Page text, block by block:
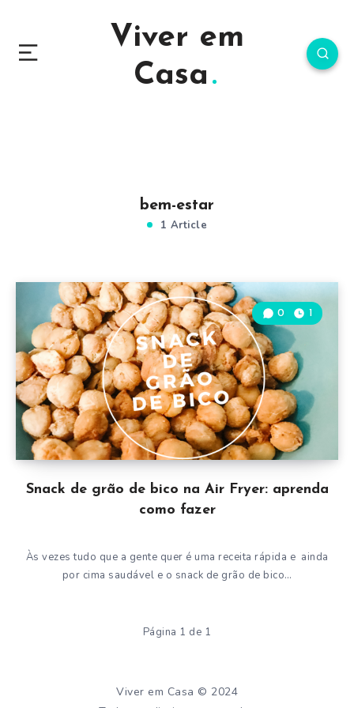
Viver em
Casa
bem-estar
1 Article
Snack de grão de bico na Air Fryer: aprenda
como fazer
0 1
Às vezes tudo que a gente quer é uma receita rápida e ainda
por cima saudável e o snack de grão de bico…
Página 1 de 1
Viver em Casa © 2024